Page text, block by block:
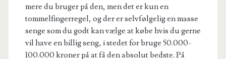
mere du bruger på den, men det er kun en
tommelfingerregel, og der er selvfølgelig en masse
senge som du godt kan vælge at købe hvis du gerne
vil have en billig seng, i stedet for bruge 50.000-
100.000 kroner på at få den absolut bedste. På